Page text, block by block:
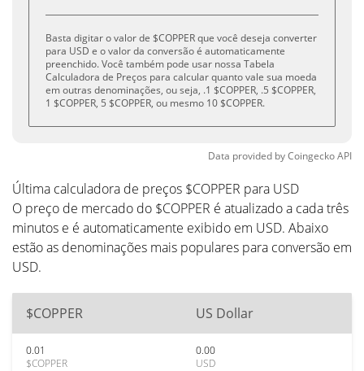
Basta digitar o valor de $COPPER que você deseja converter
para USD e o valor da conversão é automaticamente
preenchido. Você também pode usar nossa Tabela
Calculadora de Preços para calcular quanto vale sua moeda
em outras denominações, ou seja, .1 $COPPER, .5 $COPPER,
1 $COPPER, 5 $COPPER, ou mesmo 10 $COPPER.
Data provided byCoingeckoAPI
Última calculadora de preços $COPPER para USD
O preço de mercado do $COPPER é atualizado a cada três
minutos e é automaticamente exibido em USD. Abaixo
estão as denominações mais populares para conversão em
USD.
$COPPER US Dollar
0.01
$COPPER
0.00
USD